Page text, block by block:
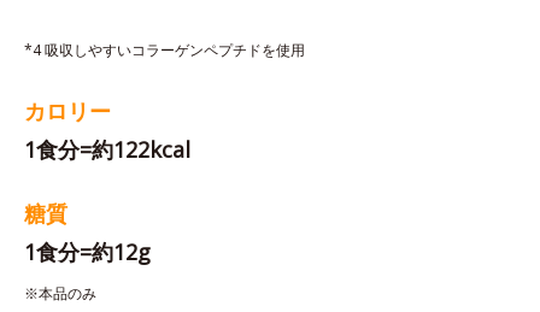
*4 吸収しやすいコラーゲンペプチドを使用
カロリー
1食分=約122kcal
糖質
1食分=約12g
※本品のみ